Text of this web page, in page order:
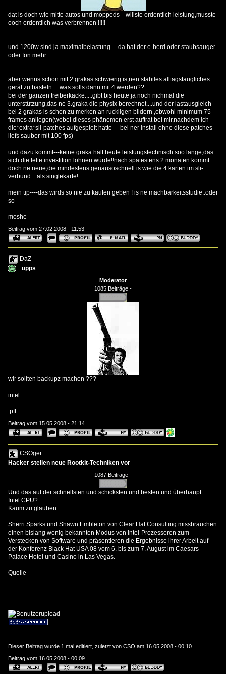
dat is doch wie mitte autos und moppeds---willste ordentlich leistung,musste
ooch ordentlich was verbrennen !!!!!
und 1200w sind ja maximalbelastung.....da hat der e-herd oder staubsauger
oder fön mehr....
aber wenns schon mit 2 grakas schwierig is,nen stabiles alltagstaugliches
gerät zu basteln.....was solls dann mit 4 werden??
bei der ganzen treiberkacke.....gibt bis heute ja noch nichmal die
unterstützung,das ne 3.graka die physix berechnet....und der lastausgleich
bei 2 grakas is schon zu merken an ruckligen bildern ,obwohl minimum 75
frames anliegen(wobei dieses phänomen erst auftrat bei mir,nachdem ich
die*extra*sli-patches aufgespielt hatte----bei ner install ohne diese patches
liefs sauber mit 100 fps)
und dazu kommt---keine graka hält heute leistungstechnisch soo lange,das
sich die fette investition lohnen würde!!nach spätestens 2 monaten kommt
doch ne neue,die mindestens genausoschnell is wie die 4 karten im sli-
verbund....als singlekarte!
mein tip----das wirds so nie zu kaufen geben ! is ne machbarkeitsstudie..oder
so
moshe
Beitrag vom 27.02.2008 - 11:53
DaZ
upps
Moderator
1085 Beiträge -
wir sollten backupz machen ???
intel
:pff:
Beitrag vom 15.05.2008 - 21:14
CSOger
Hacker stellen neue Rootkit-Techniken vor
1087 Beiträge -
Und das auf der schnellsten und schicksten und besten und überhaupt...
Intel CPU?
Kaum zu glauben...
Sherri Sparks und Shawn Embleton von Clear Hat Consulting missbrauchen
einen bislang wenig bekannten Modus von Intel-Prozessoren zum
Verstecken von Software und präsentieren die Ergebnisse ihrer Arbeit auf
der Konferenz Black Hat USA 08 vom 6. bis zum 7. August im Caesars
Palace Hotel und Casino in Las Vegas.
Quelle
Dieser Beitrag wurde 1 mal editiert, zuletzt von CSO am 16.05.2008 - 00:10.
Beitrag vom 16.05.2008 - 00:09